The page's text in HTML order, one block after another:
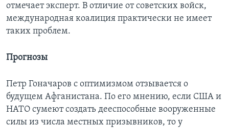
отмечает эксперт. В отличие от советских войск,
международная коалиция практически не имеет
таких проблем.
Прогнозы
Петр Гоначаров с оптимизмом отзывается о
будущем Афганистана. По его мнению, если США и
НАТО сумеют создать дееспособные вооруженные
силы из числа местных призывников, то у